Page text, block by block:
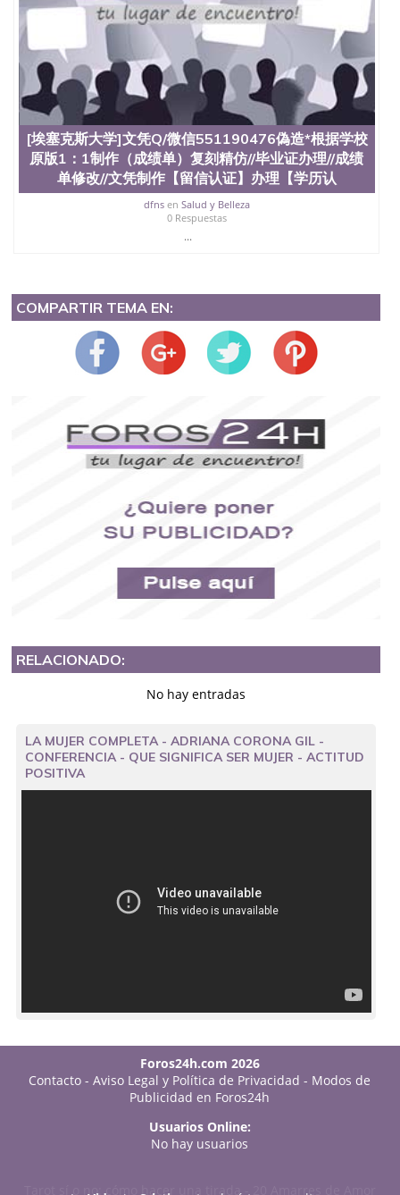
[埃塞克斯大学]文凭Q/微信551190476偽造*根据学校
原版1：1制作（成绩单）复刻精仿//毕业证办理//成绩
单修改//文凭制作【留信认证】办理【学历认
dfnsen Salud y Belleza
0 Respuestas
...
COMPARTIR TEMA EN:
RELACIONADO:
No hay entradas
LA MUJER COMPLETA - ADRIANA CORONA GIL -
CONFERENCIA - QUE SIGNIFICA SER MUJER - ACTITUD
POSITIVA
Foros24h.com 2026
Contacto -Aviso Legal y Política de Privacidad - Modos de
Publicidad en Foros24h
Usuarios Online:
No hay usuarios
Tarot sí o no: cómo hacer una tirada- 20 Amarres de Amor